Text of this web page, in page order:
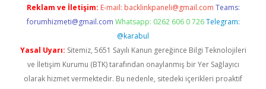
Reklam ve İletişim: E-mail: backlinkpaneli@gmail.com Teams:
forumhizmeti@gmail.com Whatsapp: 0262 606 0 726 Telegram:
@karabul
Yasal Uyarı: Sitemiz, 5651 Sayılı Kanun gereğince Bilgi Teknolojileri
ve İletişim Kurumu (BTK) tarafından onaylanmış bir Yer Sağlayıcı
olarak hizmet vermektedir. Bu nedenle, sitedeki içerikleri proaktif